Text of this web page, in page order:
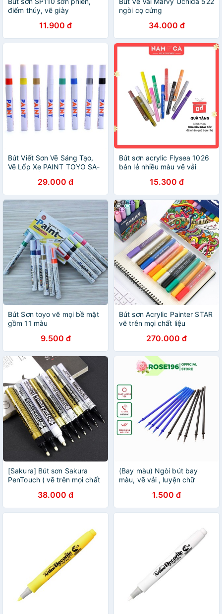
điểm thúy, vẽ giày
11.900 đ
ngòi cọ cứng
34.000 đ
Bút Viết Sơn Vẽ Sáng Tạo,
Vẽ Lốp Xe PAINT TOYO SA-
29.000 đ
Bút sơn acrylic Flysea 1026
bán lẻ nhiều màu vẽ vải
15.300 đ
Bút Sơn toyo vẽ mọi bề mặt
gồm 11 màu
9.500 đ
Bút sơn Acrylic Painter STAR
vẽ trên mọi chất liệu
270.000 đ
[Sakura] Bút sơn Sakura
PenTouch ( vẽ trên mọi chất
38.000 đ
(Bay màu) Ngòi bút bay
màu, vẽ vải , luyện chữ
1.500 đ